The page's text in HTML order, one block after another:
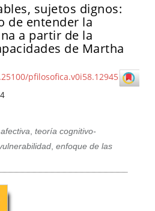
sujetos dignos:
de entender la
a partir de la
de Martha
pfilosofica.v0i58.12945
,teoría cognitivo-
,enfoque de las
artículo